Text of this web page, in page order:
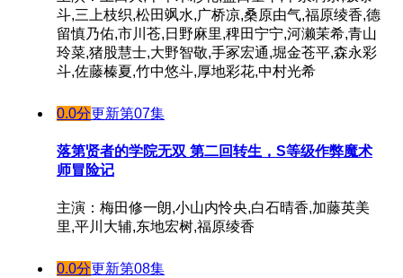
斗,三上枝织,松田飒水,广桥凉,桑原由气,福原绫香,德
留慎乃佑,市川苍,日野麻里,稗田宁宁,河濑茉希,青山
玲菜,猪股慧士,大野智敬,手冢宏通,堀金苍平,森永彩
斗,佐藤榛夏,竹中悠斗,厚地彩花,中村光希
0.0分更新第07集
落第贤者的学院无双 第二回转生，S等级作弊魔术
师冒险记
主演：梅田修一朗,小山内怜央,白石晴香,加藤英美
里,平川大辅,东地宏树,福原绫香
0.0分更新第08集